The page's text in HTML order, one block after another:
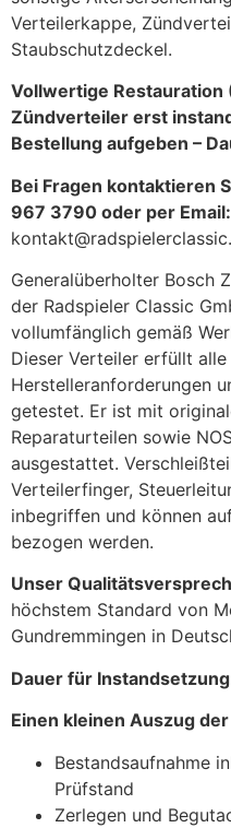
Verteilerkappe,
Staubschutzdeckel.
Vollwertige Restauration
Zündverteiler erst
Bestellung aufgeben –
Bei Fragen kontaktieren
967 3790 oder per Email:
Generalüberholter Bosch
der Radspieler Classic
vollumfänglich gemäß
Dieser Verteiler erfüllt
Herstelleranforderungen
getestet. Er ist mit
Reparaturteilen sowie
ausgestattet.
Verteilerfinger,
inbegriffen und können
bezogen werden.
Unser
höchstem Standard von
Gundremmingen in
Dauer für Instandsetzung
Einen kleinen Auszug
Bestandsaufnahme
Prüfstand
Zerlegen und